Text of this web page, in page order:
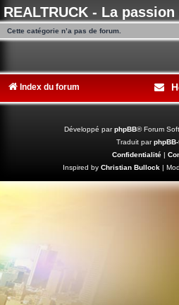
REALTRUCK - La
Cette catégorie n’a pas de forum.
Index du forum
Développé parphpBB® Forum
Traduit par
Confidentialité|
Inspired by Christian Bullock|